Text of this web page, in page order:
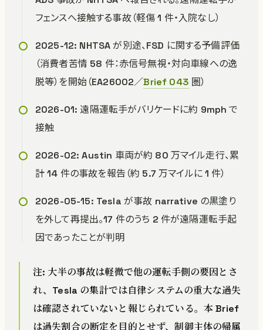
フェンスへ接触する事故（軽傷 1 件・入院なし）
2025-12: NHTSA が別途、FSD に関する予備評価
（消費者苦情 58 件：赤信号無視・対向車線への逸
脱等）を開始（EA26002／Brief 043 圏）
2026-01: 遠隔運転手がバリケードに約 9mph で
接触
2026-02: Austin 車両が約 80 万マイル走行、累
計 14 件の事故を報告（約 5.7 万マイルに 1 件）
2026-05-15: Tesla が事故 narrative の黒塗り
を外して再提出。17 件のうち 2 件が遠隔運転手起
因であったことが判明
注: 大半の事故は軽微で他の運転手側の要因とさ
れ、Tesla の集計では自律システムの重大な過失
は確認されていないと報じられている。本 Brief
は過失割合の断定を目的とせず、制御主体の帰属